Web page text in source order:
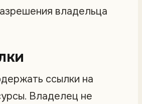
владельца
ссылки на
Владелец не